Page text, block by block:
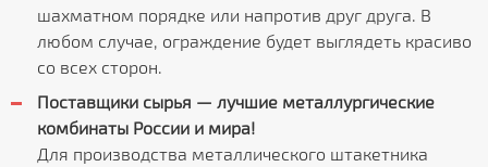
шахматном порядке или напротив друг друга. В
любом случае, ограждение будет выглядеть красиво
со всех сторон.
Поставщики сырья — лучшие металлургические
комбинаты России и мира!
Для производства металлического штакетника